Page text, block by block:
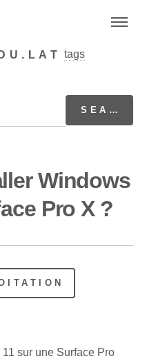
tags
Windows
Pro X ?